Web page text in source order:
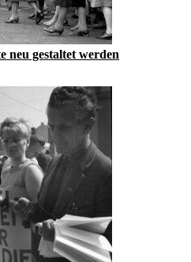
neu gestaltet werden